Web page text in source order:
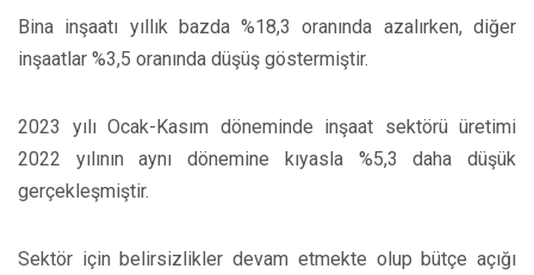
Bina inşaatı yıllık bazda %18,3 oranında azalırken, diğer
inşaatlar %3,5 oranında düşüş göstermiştir.
2023 yılı Ocak-Kasım döneminde inşaat sektörü üretimi
2022 yılının aynı dönemine kıyasla %5,3 daha düşük
gerçekleşmiştir.
Sektör için belirsizlikler devam etmekte olup bütçe açığı